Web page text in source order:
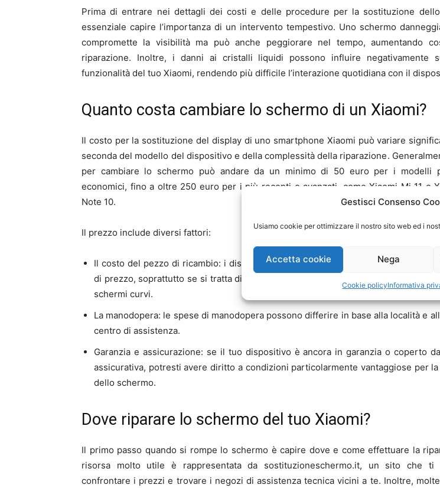
Gestisci Consenso
Usiamo cookie per ottimizzare il nostro sito web ed i
Accetta cookie Nega
Cookie policyInformativa
Prima di entrare nei dettagli dei costi e delle procedure per la sostituzione
essenziale capire l’importanza di un intervento tempestivo. Uno schermo
compromette la visibilità ma può anche peggiorare nel tempo, aumentando
riparazione. Inoltre, i danni ai cristalli liquidi possono influire negativamente
funzionalità del tuo Xiaomi, rendendo più difficile l’interazione quotidiana con il
Quanto costa cambiare lo schermo di un Xiaomi?
Il costo per la sostituzione del display di uno smartphone Xiaomi può variare
seconda del modello del dispositivo e della complessità della riparazione.
per cambiare lo schermo può andare da un minimo di 50 euro per i modelli
economici, fino a oltre 250 euro per i più recenti e avanzati, come Xiaomi Mi 11 o
Note 10.
Il prezzo include diversi fattori:
Il costo del pezzo di ricambio: i display dei dispositivi Xiaomi possono variare
di prezzo, soprattutto se si tratta di modelli con specifiche tecniche superiori come
schermi curvi.
La manodopera: le spese di manodopera possono differire in base alla località e
centro di assistenza.
Garanzia e assicurazione: se il tuo dispositivo è ancora in garanzia o coperto
assicurativa, potresti avere diritto a condizioni particolarmente vantaggiose per
dello schermo.
Dove riparare lo schermo del tuo Xiaomi?
Il primo passo quando si rompe lo schermo è capire dove e come effettuare la
risorsa molto utile è rappresentata da sostituzioneschermo.it, un sito che ti
confrontare i prezzi e trovare i negozi di assistenza tecnica vicini a te. Inoltre,